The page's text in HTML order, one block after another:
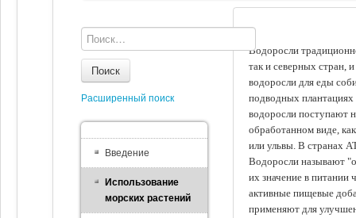
Водоросли
так и северных стран,
водоросли для еды
подводных
водоросли поступают
обработанном виде,
или ульвы. В странах
Водоросли называют
их значение в питании
активные пищевые
применяют для
Поиск
Расширенный поиск
Введение
Использование
морских растений